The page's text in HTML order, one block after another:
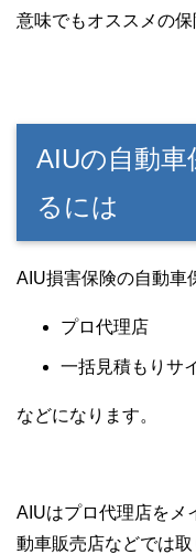
意味でもオススメの保
AIUの自動
るには
AIU損害保険の自動車
プロ代理店
一括見積もりサ
などになります。
AIUはプロ代理店をメ
動車販売店などでは取